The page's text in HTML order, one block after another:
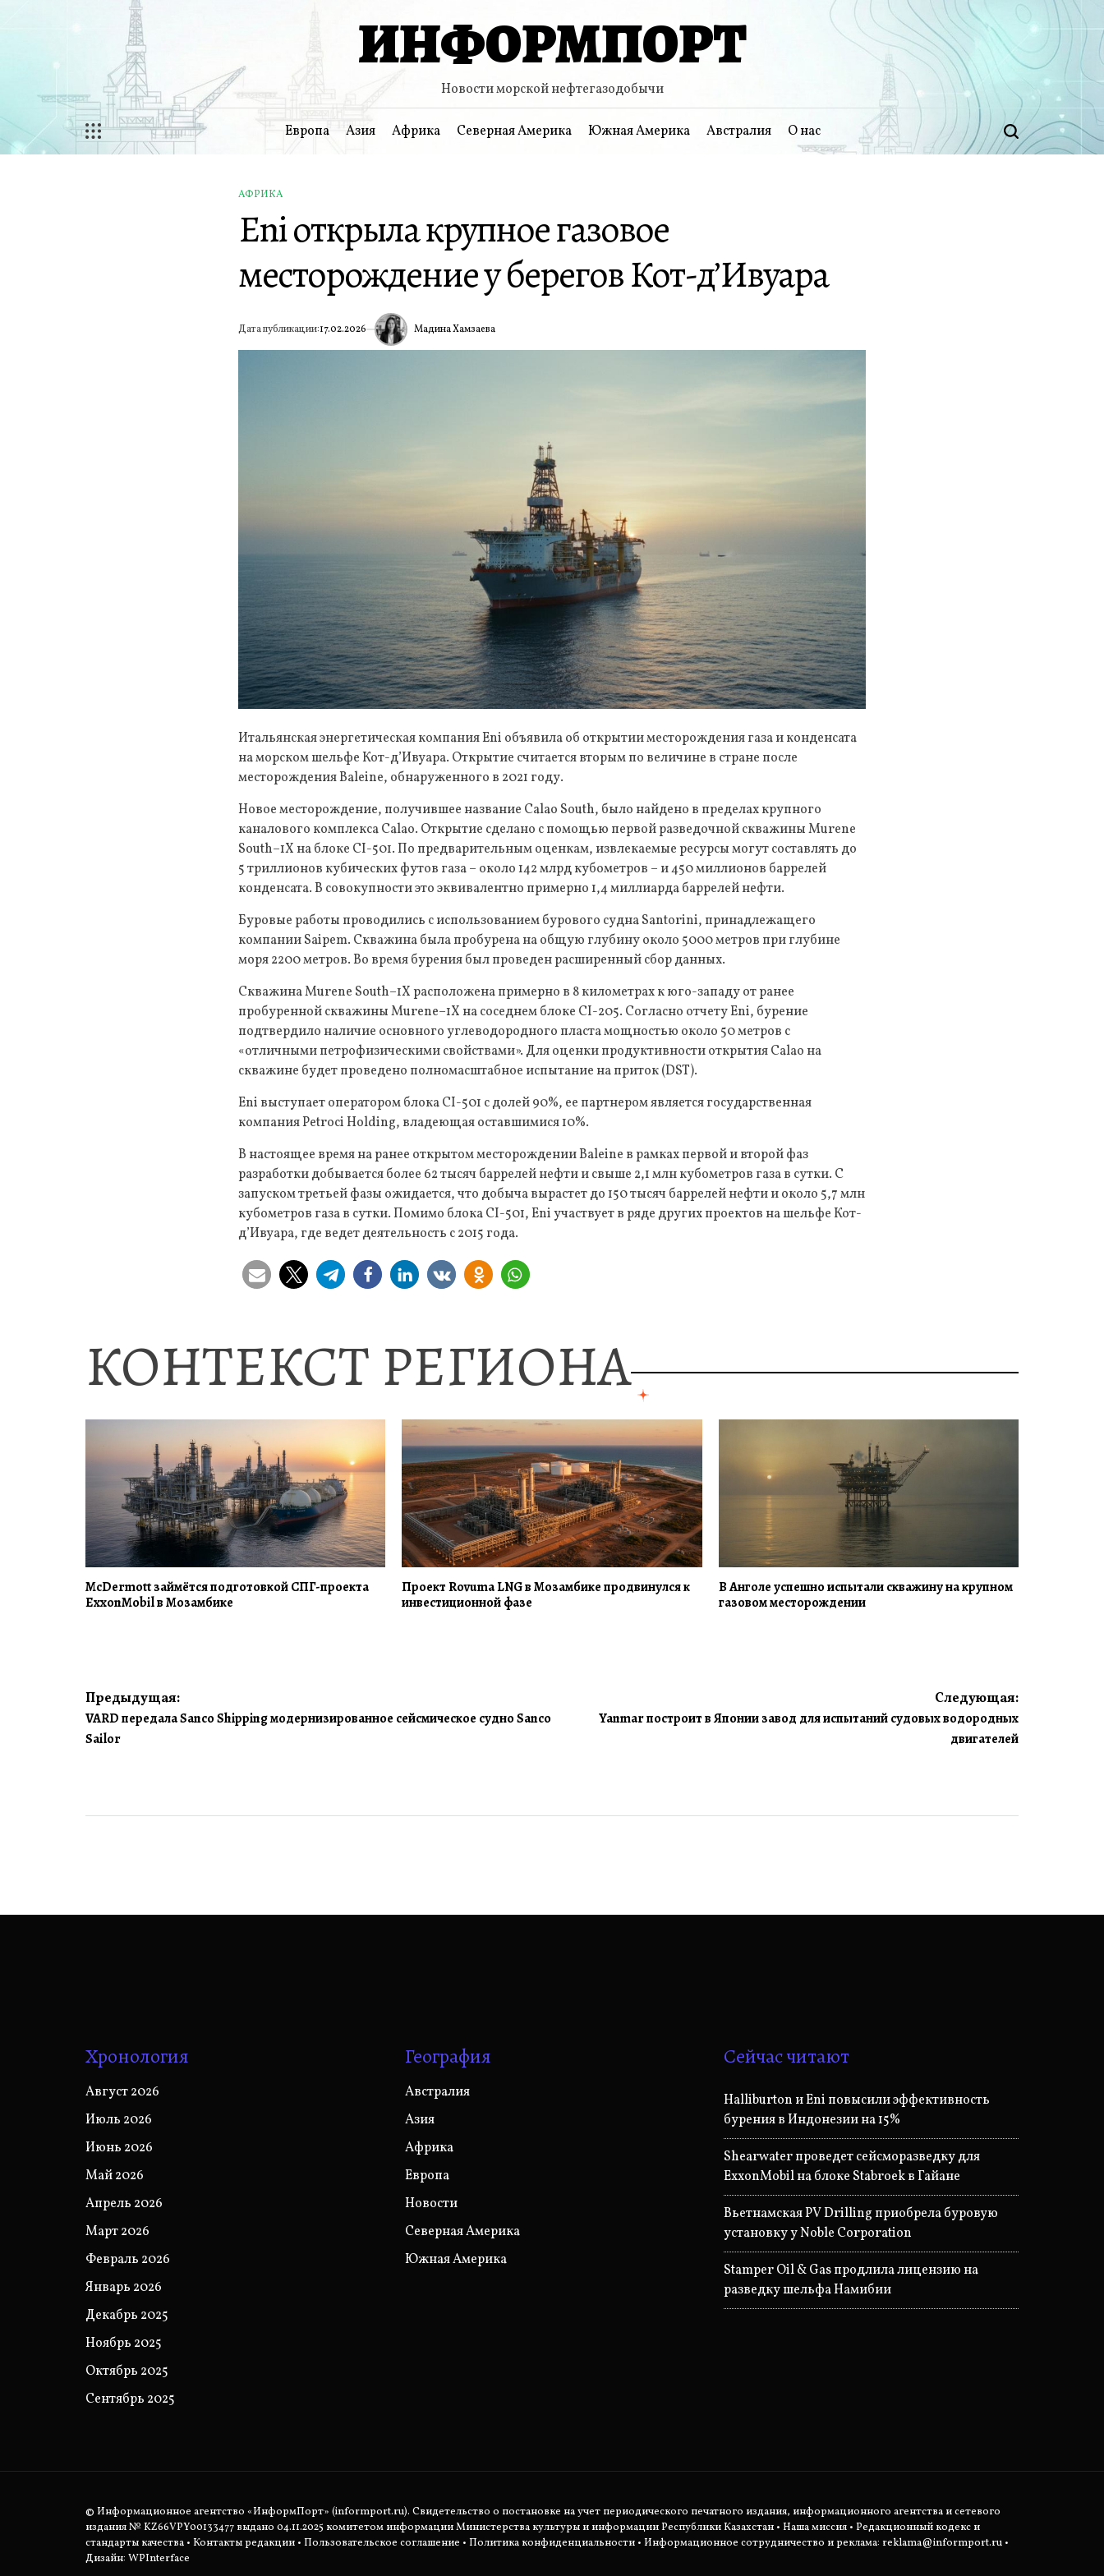
ИНФОРМПОРТ
Новости морской нефтегазодобычи
Европа Азия Африка Северная Америка Южная Америка Австралия О нас Поиск
ОПУБЛИКОВАНО
В
АФРИКА
Eni открыла крупное газовое
месторождение у берегов Кот-д’Ивуара
Дата публикации:17.02.2026 ИА Мадина Хамзаева
Итальянская энергетическая компания Eni объявила об открытии месторождения газа и конденсата
на морском шельфе Кот-д’Ивуара. Открытие считается вторым по величине в стране после
месторождения Baleine, обнаруженного в 2021 году.
Новое месторождение, получившее название Calao South, было найдено в пределах крупного
каналового комплекса Calao. Открытие сделано с помощью первой разведочной скважины Murene
South–1X на блоке CI-501. По предварительным оценкам, извлекаемые ресурсы могут составлять до
5 триллионов кубических футов газа – около 142 млрд кубометров – и 450 миллионов баррелей
конденсата. В совокупности это эквивалентно примерно 1,4 миллиарда баррелей нефти.
Буровые работы проводились с использованием бурового судна Santorini, принадлежащего
компании Saipem. Скважина была пробурена на общую глубину около 5000 метров при глубине
моря 2200 метров. Во время бурения был проведен расширенный сбор данных.
Скважина Murene South–1X расположена примерно в 8 километрах к юго-западу от ранее
пробуренной скважины Murene–1X на соседнем блоке CI-205. Согласно отчету Eni, бурение
подтвердило наличие основного углеводородного пласта мощностью около 50 метров с
«отличными петрофизическими свойствами». Для оценки продуктивности открытия Calao на
скважине будет проведено полномасштабное испытание на приток (DST).
Eni выступает оператором блока CI-501 с долей 90%, ее партнером является государственная
компания Petroci Holding, владеющая оставшимися 10%.
В настоящее время на ранее открытом месторождении Baleine в рамках первой и второй фаз
разработки добывается более 62 тысяч баррелей нефти и свыше 2,1 млн кубометров газа в сутки. С
запуском третьей фазы ожидается, что добыча вырастет до 150 тысяч баррелей нефти и около 5,7 млн
кубометров газа в сутки. Помимо блока CI-501, Eni участвует в ряде других проектов на шельфе Кот-
д’Ивуара, где ведет деятельность с 2015 года.
КОНТЕКСТ РЕГИОНА
McDermott займётся подготовкой СПГ-проекта
ExxonMobil в Мозамбике
Проект Rovuma LNG в Мозамбике продвинулся к
инвестиционной фазе
В Анголе успешно испытали скважину на крупном
газовом месторождении
Навигация
по
Предыдущая:
VARD передала Sanco Shipping модернизированное сейсмическое судно Sanco
Sailor
Следующая:
Yanmar построит в Японии завод для испытаний судовых водородных
двигателей
Хронология
Август 2026
Июль 2026
Июнь 2026
Май 2026
Апрель 2026
Март 2026
Февраль 2026
Январь 2026
Декабрь 2025
Ноябрь 2025
Октябрь 2025
Сентябрь 2025
География
Австралия
Азия
Африка
Европа
Новости
Северная Америка
Южная Америка
Сейчас читают
Halliburton и Eni повысили эффективность
бурения в Индонезии на 15%
Shearwater проведет сейсморазведку для
ExxonMobil на блоке Stabroek в Гайане
Вьетнамская PV Drilling приобрела буровую
установку у Noble Corporation
Stamper Oil & Gas продлила лицензию на
разведку шельфа Намибии
© Информационное агентство «ИнформПорт» (informport.ru). Свидетельство о постановке на учет периодического печатного издания, информационного агентства и сетевого
издания № KZ66VPY00133477 выдано 04.11.2025 комитетом информации Министерства культуры и информации Республики Казахстан •Наша миссия •Редакционный кодекс и
стандарты качества •Контакты редакции •Пользовательское соглашение •Политика конфиденциальности • Информационное сотрудничество и реклама:reklama@informport.ru •
Дизайн: WPInterface